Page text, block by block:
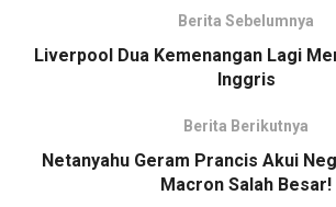
Berita Sebelumnya
Liverpool Dua Kemenangan Lagi
Inggris
Berita Berikutnya
Netanyahu Geram Prancis Akui
Macron Salah Besar!